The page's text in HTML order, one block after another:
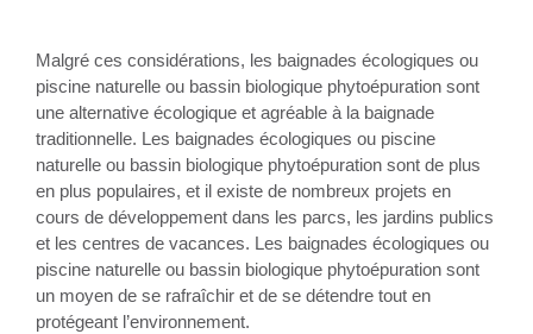
Malgré ces considérations, les baignades écologiques ou
piscine naturelle ou bassin biologique phytoépuration sont
une alternative écologique et agréable à la baignade
traditionnelle. Les baignades écologiques ou piscine
naturelle ou bassin biologique phytoépuration sont de plus
en plus populaires, et il existe de nombreux projets en
cours de développement dans les parcs, les jardins publics
et les centres de vacances. Les baignades écologiques ou
piscine naturelle ou bassin biologique phytoépuration sont
un moyen de se rafraîchir et de se détendre tout en
protégeant l’environnement.